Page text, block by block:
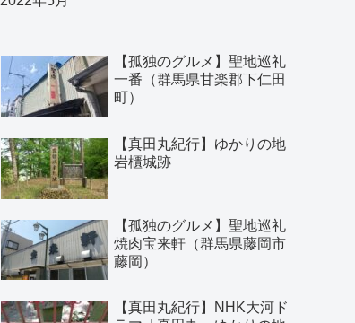
【孤独のグルメ】聖地巡礼
一番（群馬県甘楽郡下仁田
町）
【真田丸紀行】ゆかりの地
岩櫃城跡
【孤独のグルメ】聖地巡礼
焼肉宝来軒（群馬県藤岡市
藤岡）
【真田丸紀行】NHK大河ド